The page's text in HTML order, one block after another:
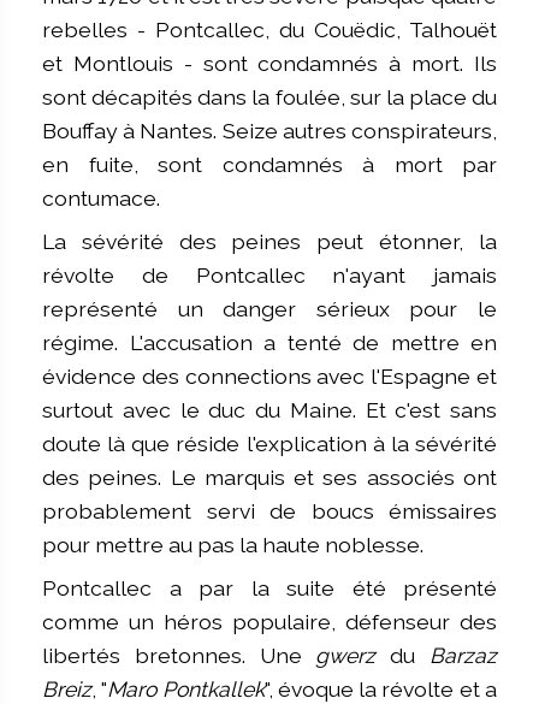
rebelles - Pontcallec, du Couëdic, Talhouët
et Montlouis - sont condamnés à mort. Ils
sont décapités dans la foulée, sur la place du
Bouffay à Nantes. Seize autres conspirateurs,
en fuite, sont condamnés à mort par
contumace.
La sévérité des peines peut étonner, la
révolte de Pontcallec n'ayant jamais
représenté un danger sérieux pour le
régime. L'accusation a tenté de mettre en
évidence des connections avec l'Espagne et
surtout avec le duc du Maine. Et c'est sans
doute là que réside l'explication à la sévérité
des peines. Le marquis et ses associés ont
probablement servi de boucs émissaires
pour mettre au pas la haute noblesse.
Pontcallec a par la suite été présenté
comme un héros populaire, défenseur des
libertés bretonnes. Une gwerzdu Barzaz
Breiz, "Maro Pontkallek", évoque la révolte et a